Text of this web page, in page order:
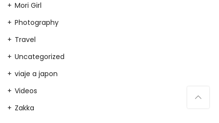
Mori Girl
Photography
Travel
Uncategorized
viaje a japon
Videos
Zakka